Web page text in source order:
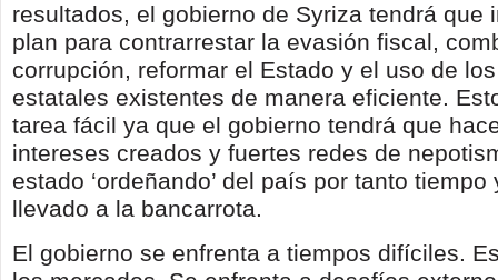
resultados, el gobierno de Syriza tendrá que
plan para contrarrestar la evasión fiscal,
corrupción, reformar el Estado y el uso de
estatales existentes de manera eficiente.
tarea fácil ya que el gobierno tendrá que
intereses creados y fuertes redes de
estado ‘ordeñando’ del país por tanto
llevado a la bancarrota.
El gobierno se enfrenta a tiempos difíciles.